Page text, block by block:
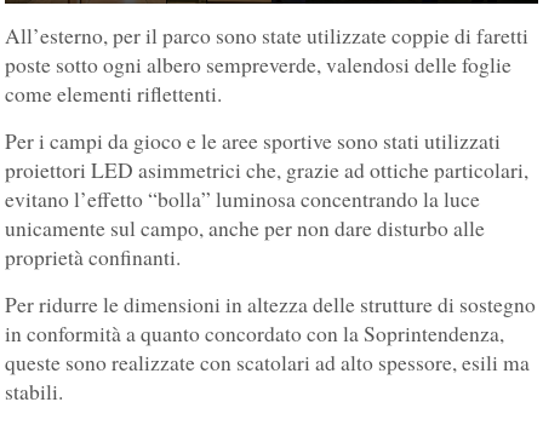
All’esterno, per il parco sono state utilizzate coppie di faretti
poste sotto ogni albero sempreverde, valendosi delle foglie
come elementi riflettenti.
Per i campi da gioco e le aree sportive sono stati utilizzati
proiettori LED asimmetrici che, grazie ad ottiche particolari,
evitano l’effetto “bolla” luminosa concentrando la luce
unicamente sul campo, anche per non dare disturbo alle
proprietà confinanti.
Per ridurre le dimensioni in altezza delle strutture di sostegno
in conformità a quanto concordato con la Soprintendenza,
queste sono realizzate con scatolari ad alto spessore, esili ma
stabili.